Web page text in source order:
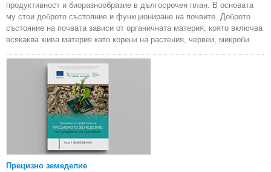
продуктивност и биоразнообразие в дългосрочен план. В основата
му стои доброто състояние и функциониране на почвите. Доброто
състояние на почвата зависи от органичната материя, която включва
всякаква жива материя като корени на растения, червеи, микроби.
Прецизно земеделие